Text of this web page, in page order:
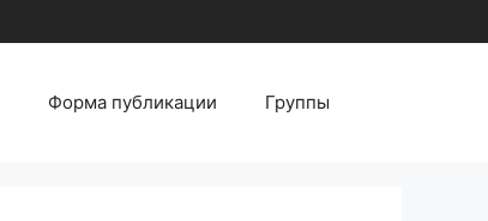
Форма публикации Группы